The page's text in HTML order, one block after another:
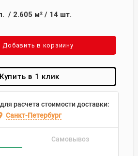
/ 2.605 м²/ 14 шт.
Добавить в корзиину
Купить в 1 клик
расчета стоимости доставки:
Санкт-Петербург
Самовывоз